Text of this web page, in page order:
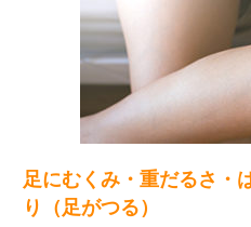
足にむくみ・重だるさ・
り（足がつる）